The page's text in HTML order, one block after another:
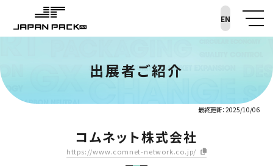
EN
出展者ご紹介
最終更新：2025/10/06
コムネット株式会社
https://www.comnet-network.co.jp/